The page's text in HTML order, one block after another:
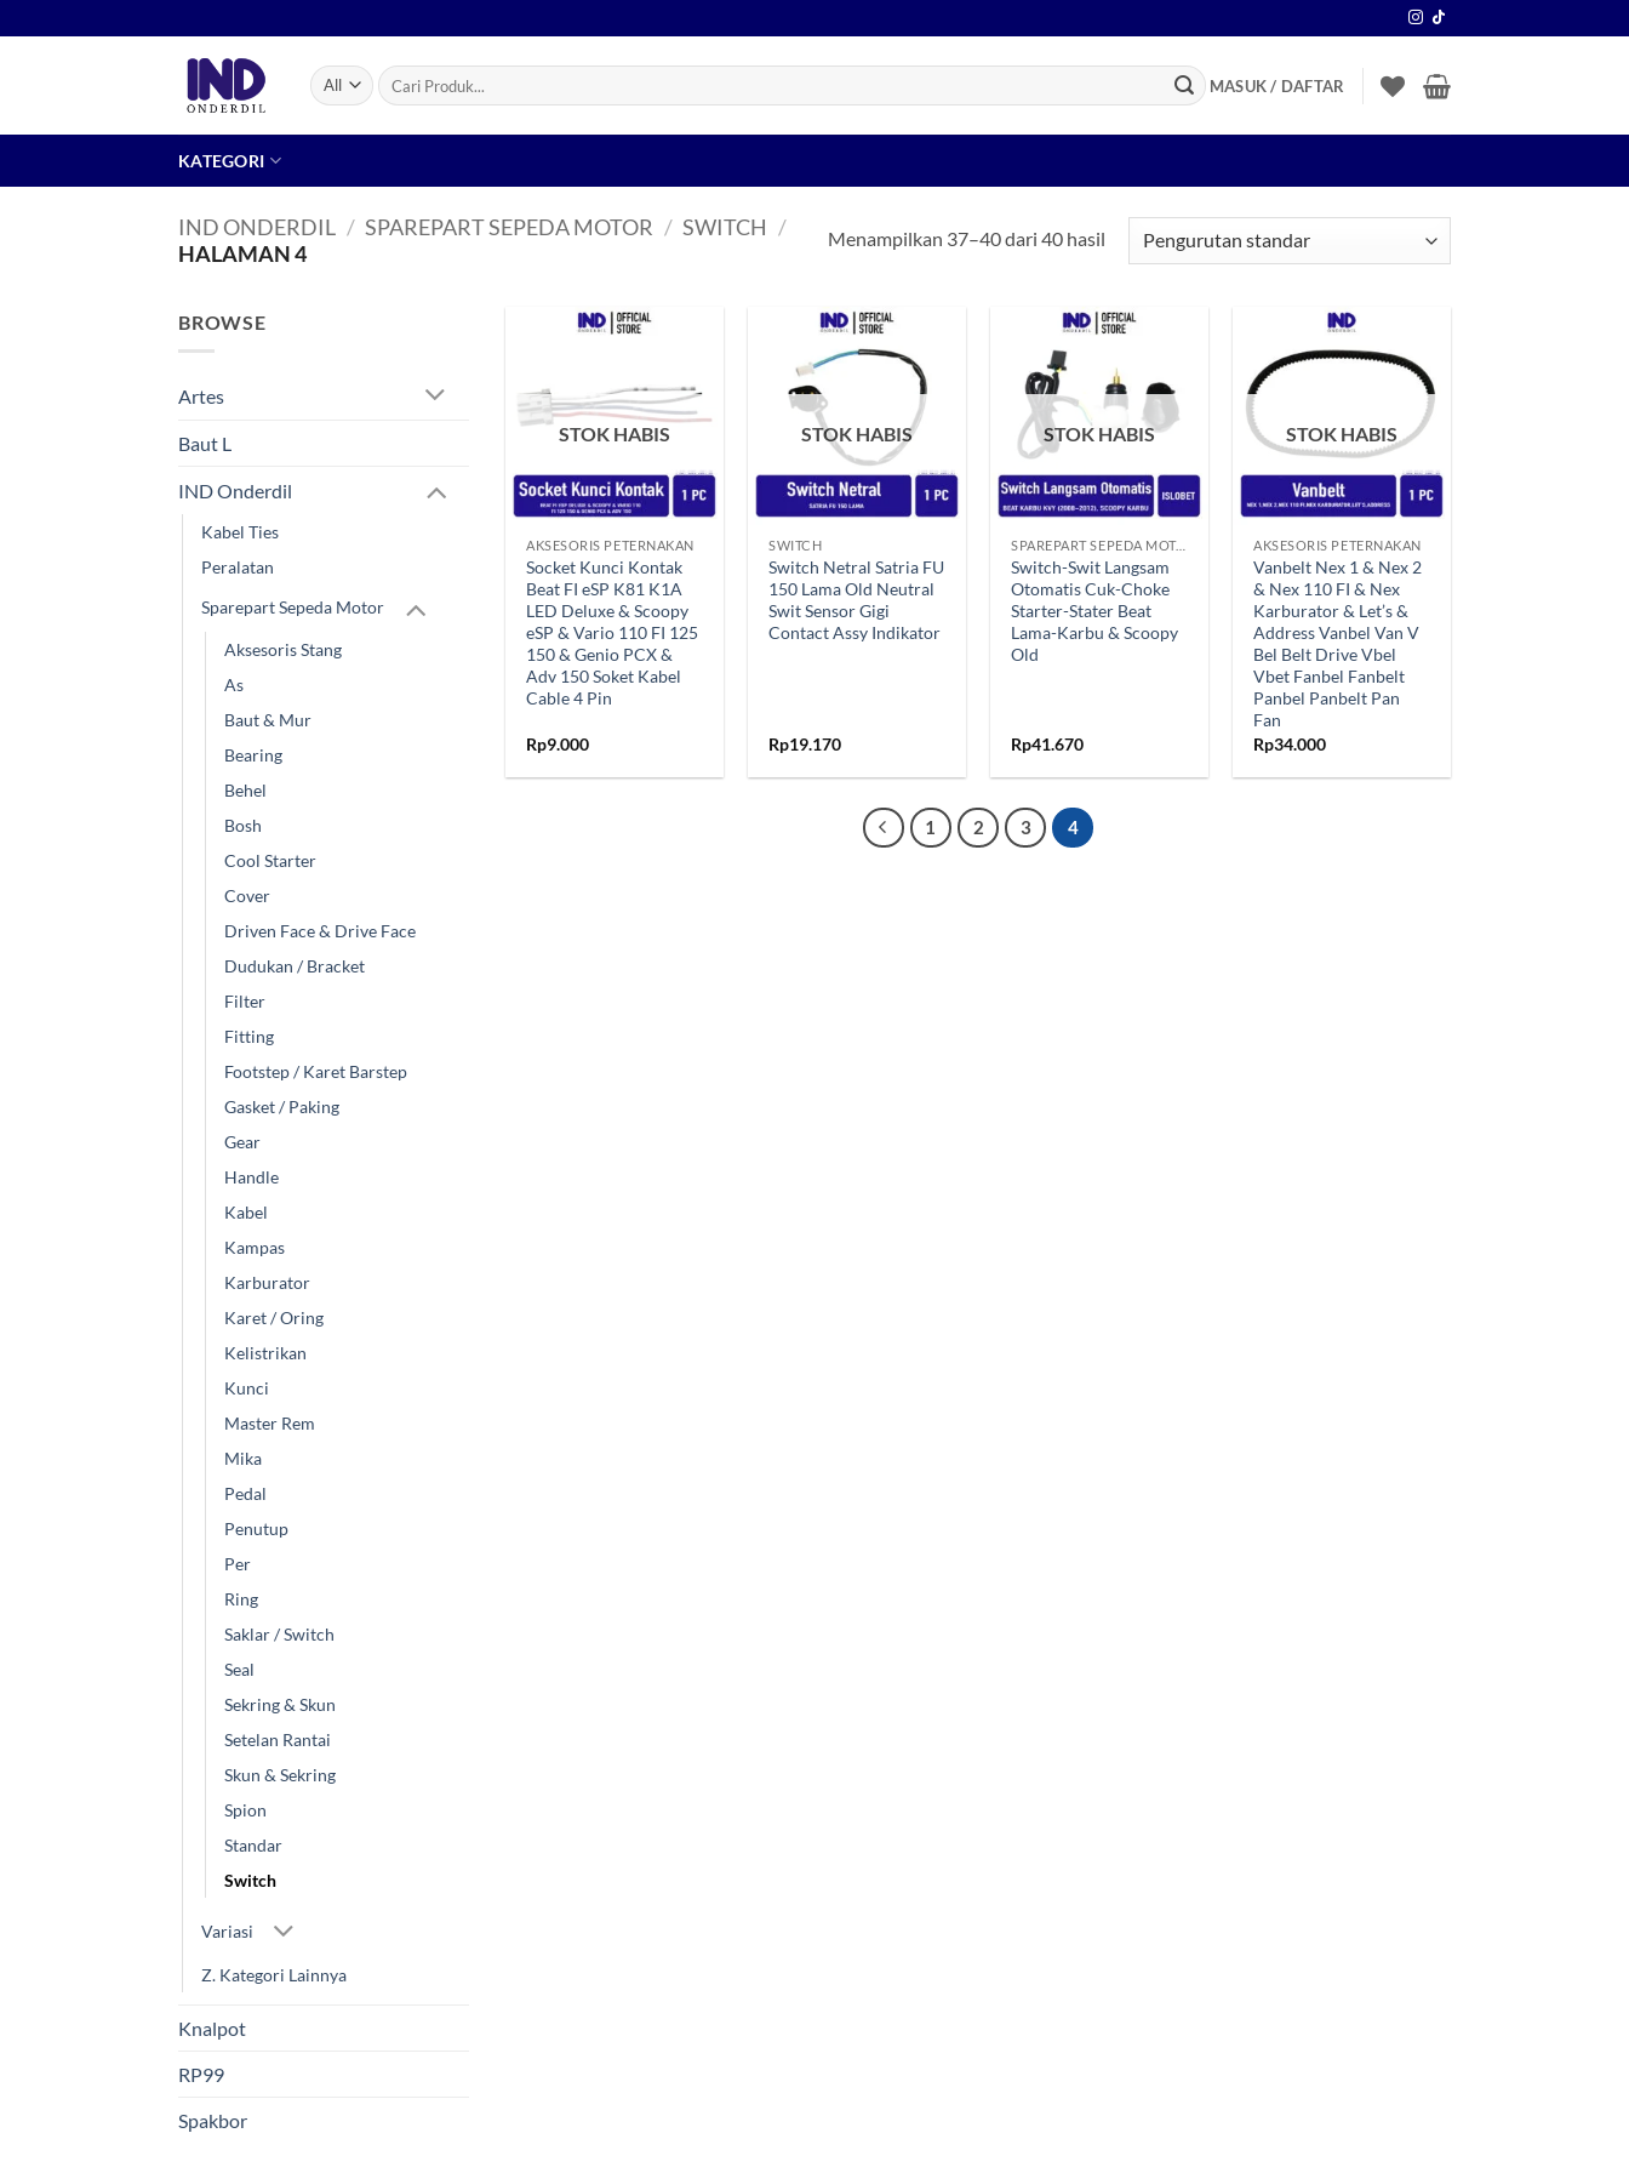
to
Pencarian
untuk:
MASUK / DAFTAR
KATEGORI
IND ONDERDIL / SPAREPART SEPEDA MOTOR / SWITCH /
HALAMAN 4
Menampilkan 37–40 dari 40 hasil
BROWSE
Artes
Baut L
IND Onderdil
Kabel Ties
Peralatan
Sparepart Sepeda Motor
Aksesoris Stang
As
Baut & Mur
Bearing
Behel
Bosh
Cool Starter
Cover
Driven Face & Drive Face
Dudukan / Bracket
Filter
Fitting
Footstep / Karet Barstep
Gasket / Paking
Gear
Handle
Kabel
Kampas
Karburator
Karet / Oring
Kelistrikan
Kunci
Master Rem
Mika
Pedal
Penutup
Per
Ring
Saklar / Switch
Seal
Sekring & Skun
Setelan Rantai
Skun & Sekring
Spion
Standar
Switch
Variasi
Z. Kategori Lainnya
Knalpot
RP99
Spakbor
ke Wishlist
+
STOK HABIS
AKSESORIS PETERNAKAN
Socket Kunci Kontak
Beat FI eSP K81 K1A
LED Deluxe & Scoopy
eSP & Vario 110 FI 125
150 & Genio PCX &
Adv 150 Soket Kabel
Cable 4 Pin
Rp9.000
Tambahkan
ke Wishlist
STOK HABIS
SWITCH
Switch Netral Satria FU
150 Lama Old Neutral
Swit Sensor Gigi
Contact Assy Indikator
Rp19.170
Tambahkan
ke Wishlist
+
STOK HABIS
SPAREPART SEPEDA MOTOR
Switch-Swit Langsam
Otomatis Cuk-Choke
Starter-Stater Beat
Lama-Karbu & Scoopy
Old
Rp41.670
Tambahkan
ke Wishlist
+
STOK HABIS
AKSESORIS PETERNAKAN
Vanbelt Nex 1 & Nex 2
& Nex 110 FI & Nex
Karburator & Let’s &
Address Vanbel Van V
Bel Belt Drive Vbel
Vbet Fanbel Fanbelt
Panbel Panbelt Pan
Fan
Rp34.000
1 2 3 4